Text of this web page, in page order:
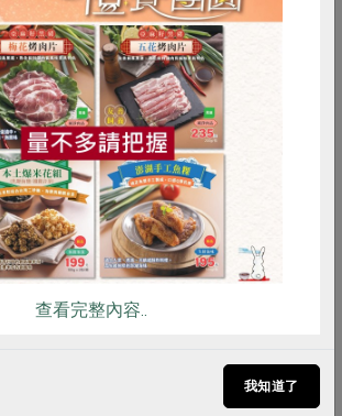
品川實業股份有限公司
香酥花枝蝦排(品川)-200公克
(50g*4)
RPET 食譜 減硝酸鹽
食安 共同購買
查看完整內容..
我知道了